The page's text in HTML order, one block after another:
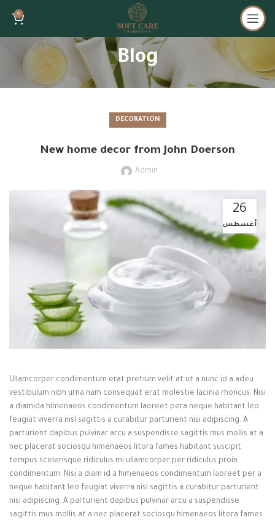
0
Blog
DECORATION
New home decor from John Doerson
Admin
26
أغسطس
Ullamcorper condimentum erat pretium velit at ut a nunc id a adeu
vestibulum nibh urna nam consequat erat molestie lacinia rhoncus. Nisi
a diamida himenaeos condimentum laoreet pera neque habitant leo
feugiat viverra nisl sagittis a curabitur parturient nisi adipiscing. A
parturient dapibus pulvinar arcu a suspendisse sagittis mus mollis at a
nec placerat sociosqu himenaeos litora fames habitant suscipit
tempus scelerisque ridiculus mi ullamcorper per ridiculus proin
condimentum. Nisi a diam id a himenaeos condimentum laoreet per a
neque habitant leo feugiat viverra nisl sagittis a curabitur parturient
nisi adipiscing. A parturient dapibus pulvinar arcu a suspendisse
sagittis mus mollis at a nec placerat sociosqu himenaeos litora fames